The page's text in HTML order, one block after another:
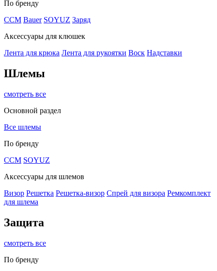
По бренду
CCM Bauer SOYUZ Заряд
Аксессуары для клюшек
Лента для крюка Лента для рукоятки Воск Надставки
Шлемы
смотреть все
Основной раздел
Все шлемы
По бренду
CCM SOYUZ
Аксессуары для шлемов
Визор Решетка Решетка-визор Спрей для визора Ремкомплект
для шлема
Защита
смотреть все
По бренду